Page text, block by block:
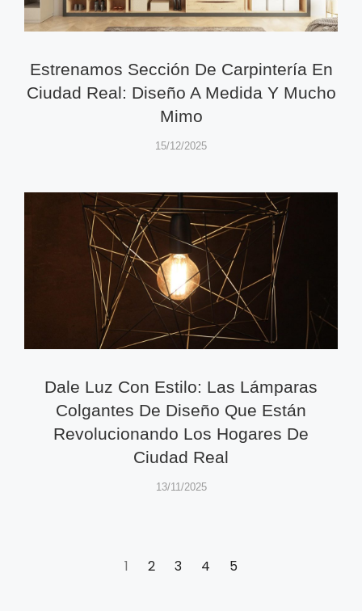
Estrenamos Sección De Carpintería En
Ciudad Real: Diseño A Medida Y Mucho
Mimo
15/12/2025
Dale Luz Con Estilo: Las Lámparas
Colgantes De Diseño Que Están
Revolucionando Los Hogares De
Ciudad Real
13/11/2025
1 2 3 4 5